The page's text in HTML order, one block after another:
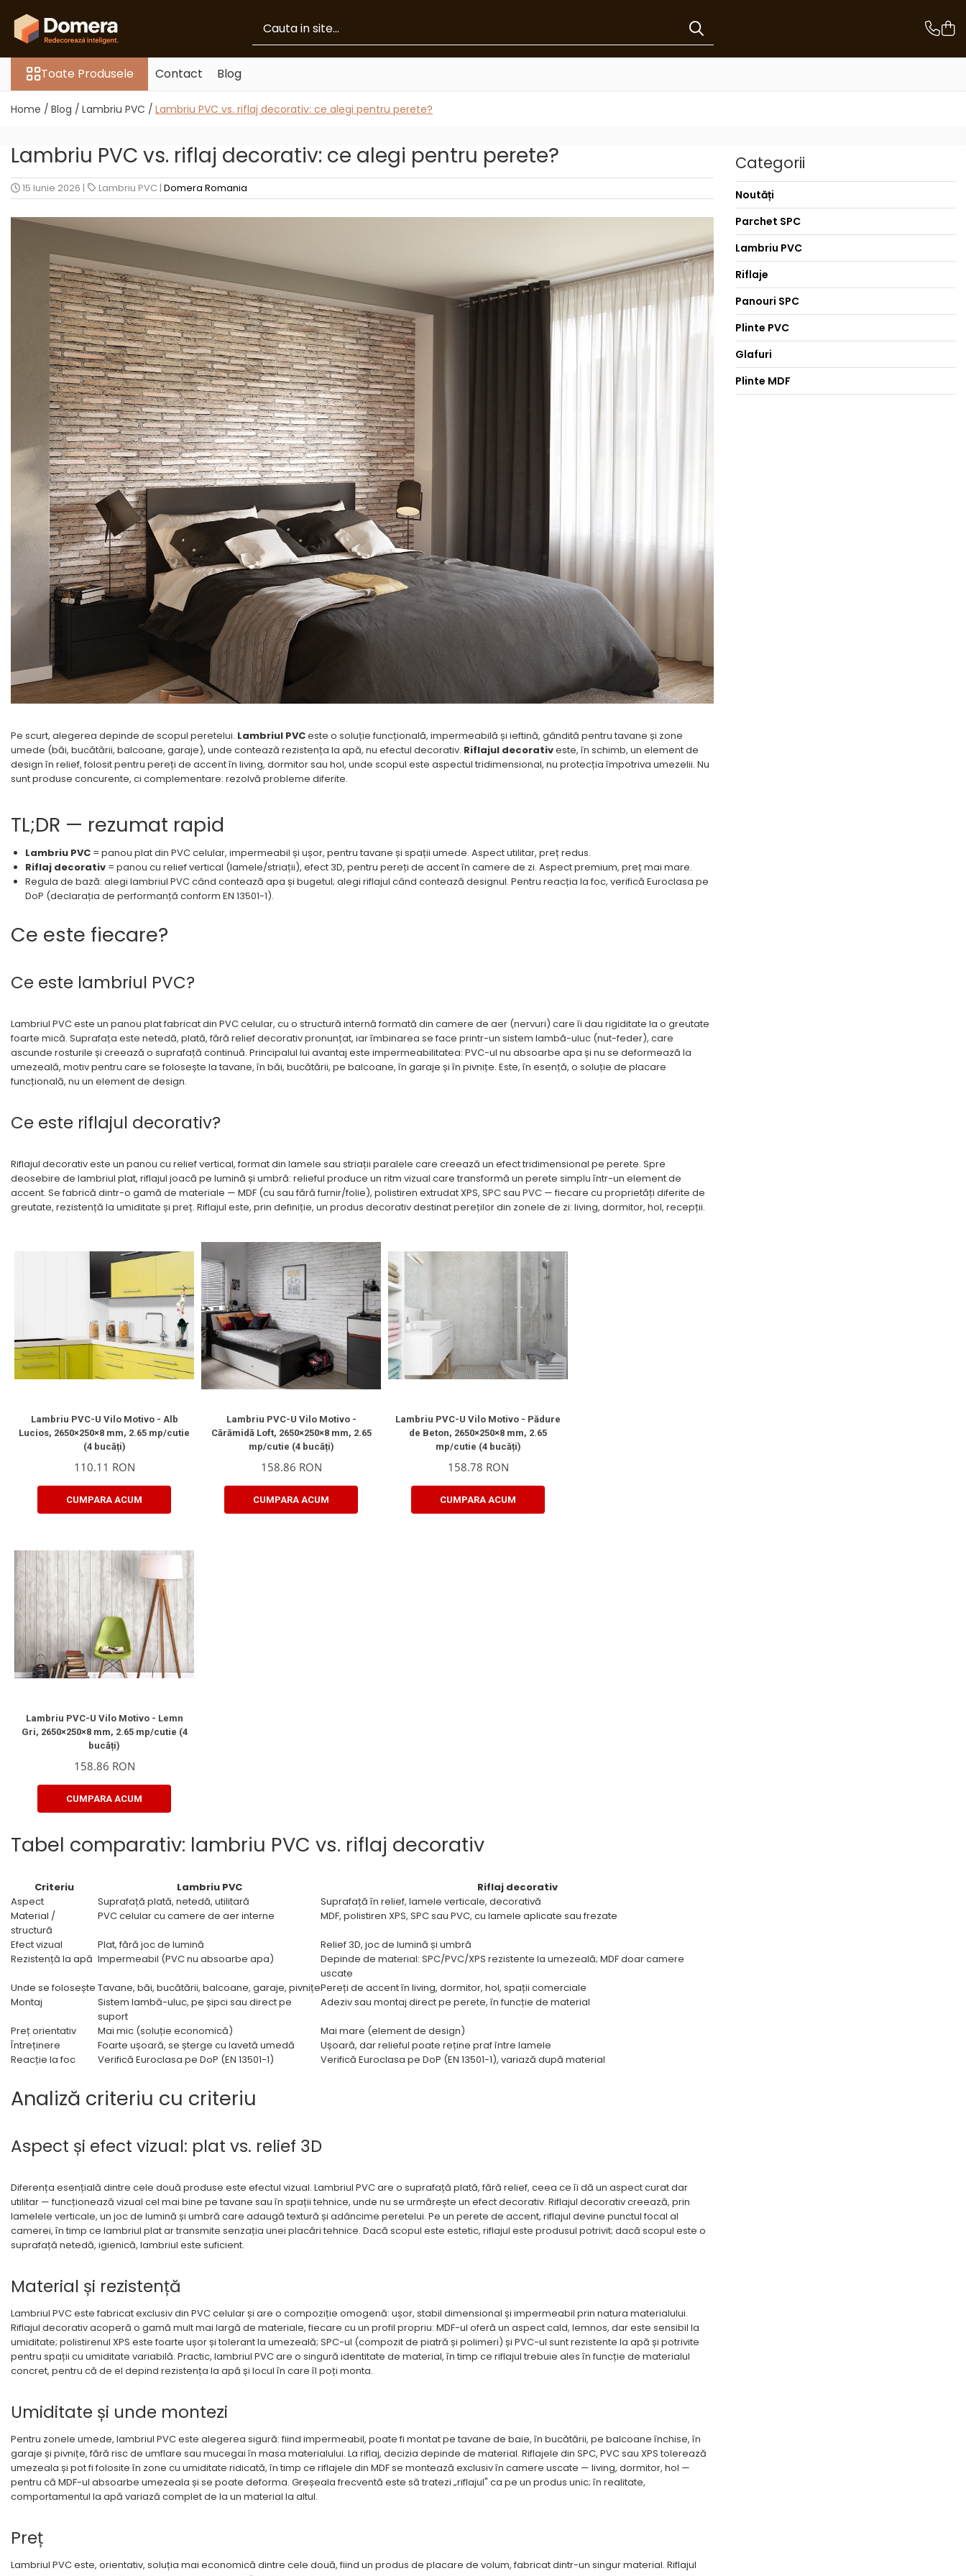
Toate Produsele
Parchet
Parchet SPC
Riflaje Decorative
Riflaje Interioare
Glafuri
Glafuri Exterioare
Plinte, Plinte PVC, Plinte MDF
Plinte PVC
Plinte MDF Premium
Accesorii Plinte
Terminatii Plinta
Colt Exterior Plinta
Colt Interior Plinta
Imbinare Plinta
Accesorii
Accesorii Lambriuri
Accesorii Riflaje Decorative
Accesorii Universale
Capac Glaf Interior
Izolatie Parchet
Prag de trecere
Profile Decorative Fatada
Lambriuri
Lambriuri PVC
Lambriuri Premium
Panouri Decorative
Panouri Decorative SPC
Toate Produsele Contact Blog
Home / Blog / Lambriu PVC / Lambriu PVC vs. riflaj decorativ: ce alegi pentru perete?
Lambriu PVC vs. riflaj decorativ: ce alegi pentru perete?
15 Iunie 2026 | Lambriu PVC | Domera Romania
Pe scurt, alegerea depinde de scopul peretelui. Lambriul PVCeste o soluție funcțională, impermeabilă și ieftină, gândită pentru tavane și zone
umede (băi, bucătării, balcoane, garaje), unde contează rezistența la apă, nu efectul decorativ. Riflajul decorativeste, în schimb, un element de
design în relief, folosit pentru pereți de accent în living, dormitor sau hol, unde scopul este aspectul tridimensional, nu protecția împotriva umezelii. Nu
sunt produse concurente, ci complementare: rezolvă probleme diferite.
TL;DR — rezumat rapid
Lambriu PVC = panou plat din PVC celular, impermeabil și ușor, pentru tavane și spații umede. Aspect utilitar, preț redus.
Riflaj decorativ = panou cu relief vertical (lamele/striații), efect 3D, pentru pereți de accent în camere de zi. Aspect premium, preț mai mare.
Regula de bază: alegi lambriul PVC când contează apa și bugetul; alegi riflajul când contează designul. Pentru reacția la foc, verifică Euroclasa pe
DoP (declarația de performanță conform EN 13501-1).
Ce este fiecare?
Ce este lambriul PVC?
Lambriul PVC este un panou plat fabricat din PVC celular, cu o structură internă formată din camere de aer (nervuri) care îi dau rigiditate la o greutate
foarte mică. Suprafața este netedă, plată, fără relief decorativ pronunțat, iar îmbinarea se face printr-un sistem lambă-uluc (nut-feder), care
ascunde rosturile și creează o suprafață continuă. Principalul lui avantaj este impermeabilitatea: PVC-ul nu absoarbe apa și nu se deformează la
umezeală, motiv pentru care se folosește la tavane, în băi, bucătării, pe balcoane, în garaje și în pivnițe. Este, în esență, o soluție de placare
funcțională, nu un element de design.
Ce este riflajul decorativ?
Riflajul decorativ este un panou cu relief vertical, format din lamele sau striații paralele care creează un efect tridimensional pe perete. Spre
deosebire de lambriul plat, riflajul joacă pe lumină și umbră: relieful produce un ritm vizual care transformă un perete simplu într-un element de
accent. Se fabrică dintr-o gamă de materiale — MDF (cu sau fără furnir/folie), polistiren extrudat XPS, SPC sau PVC — fiecare cu proprietăți diferite de
greutate, rezistență la umiditate și preț. Riflajul este, prin definiție, un produs decorativ destinat pereților din zonele de zi: living, dormitor, hol, recepții.
Lambriu PVC-U Vilo Motivo - Alb
Lucios, 2650×250×8 mm, 2.65 mp/cutie
(4 bucăți)
110.11 RON
CUMPARA ACUM
Lambriu PVC-U Vilo Motivo -
Cărămidă Loft, 2650×250×8 mm, 2.65
mp/cutie (4 bucăți)
158.86 RON
CUMPARA ACUM
Lambriu PVC-U Vilo Motivo - Pădure
de Beton, 2650×250×8 mm, 2.65
mp/cutie (4 bucăți)
158.78 RON
CUMPARA ACUM
Lambriu PVC-U Vilo Motivo - Lemn
Gri, 2650×250×8 mm, 2.65 mp/cutie (4
bucăți)
158.86 RON
CUMPARA ACUM
Tabel comparativ: lambriu PVC vs. riflaj decorativ
Criteriu Lambriu PVC
Riflaj decorativ
Aspect
Suprafață plată, netedă, utilitară
Suprafață în relief, lamele verticale, decorativă
Material /
structură
PVC celular cu camere de aer interne MDF, polistiren XPS, SPC sau PVC, cu lamele aplicate sau frezate
Efect vizual Plat, fără joc de lumină
Relief 3D, joc de lumină și umbră
Rezistență la apă Impermeabil (PVC nu absoarbe apa)
Depinde de material: SPC/PVC/XPS rezistente la umezeală; MDF doar camere
uscate
Unde se folosește Tavane, băi, bucătării, balcoane, garaje, pivnițePereți de accent în living, dormitor, hol, spații comerciale
Montaj
Sistem lambă-uluc, pe șipci sau direct pe
suport
Adeziv sau montaj direct pe perete, în funcție de material
Preț orientativ Mai mic (soluție economică)
Mai mare (element de design)
Întreținere
Foarte ușoară, se șterge cu lavetă umedă
Ușoară, dar relieful poate reține praf între lamele
Reacție la foc
Verifică Euroclasa pe DoP (EN 13501-1) Verifică Euroclasa pe DoP (EN 13501-1), variază după material
Analiză criteriu cu criteriu
Aspect și efect vizual: plat vs. relief 3D
Diferența esențială dintre cele două produse este efectul vizual. Lambriul PVC are o suprafață plată, fără relief, ceea ce îi dă un aspect curat dar
utilitar — funcționează vizual cel mai bine pe tavane sau în spații tehnice, unde nu se urmărește un efect decorativ. Riflajul decorativ creează, prin
lamelele verticale, un joc de lumină și umbră care adaugă textură și adâncime peretelui. Pe un perete de accent, riflajul devine punctul focal al
camerei, în timp ce lambriul plat ar transmite senzația unei placări tehnice. Dacă scopul este estetic, riflajul este produsul potrivit; dacă scopul este o
suprafață netedă, igienică, lambriul este suficient.
Material și rezistență
Lambriul PVC este fabricat exclusiv din PVC celular și are o compoziție omogenă: ușor, stabil dimensional și impermeabil prin natura materialului.
Riflajul decorativ acoperă o gamă mult mai largă de materiale, fiecare cu un profil propriu: MDF-ul oferă un aspect cald, lemnos, dar este sensibil la
umiditate; polistirenul XPS este foarte ușor și tolerant la umezeală; SPC-ul (compozit de piatră și polimeri) și PVC-ul sunt rezistente la apă și potrivite
pentru spații cu umiditate variabilă. Practic, lambriul PVC are o singură identitate de material, în timp ce riflajul trebuie ales în funcție de materialul
concret, pentru că de el depind rezistența la apă și locul în care îl poți monta.
Umiditate și unde montezi
Pentru zonele umede, lambriul PVC este alegerea sigură: fiind impermeabil, poate fi montat pe tavane de baie, în bucătării, pe balcoane închise, în
garaje și pivnițe, fără risc de umflare sau mucegai în masa materialului. La riflaj, decizia depinde de material. Riflajele din SPC, PVC sau XPS tolerează
umezeala și pot fi folosite în zone cu umiditate ridicată, în timp ce riflajele din MDF se montează exclusiv în camere uscate — living, dormitor, hol —
pentru că MDF-ul absoarbe umezeala și se poate deforma. Greșeala frecventă este să tratezi „riflajul" ca pe un produs unic; în realitate,
comportamentul la apă variază complet de la un material la altul.
Preț
Lambriul PVC este, orientativ, soluția mai economică dintre cele două, fiind un produs de placare de volum, fabricat dintr-un singur material. Riflajul
Categorii
Noutăți
Parchet SPC
Lambriu PVC
Riflaje
Panouri SPC
Plinte PVC
Glafuri
Plinte MDF